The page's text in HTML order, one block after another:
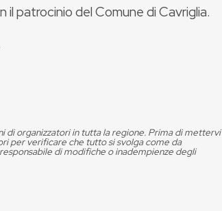
patrocinio del Comune di Cavriglia.
di organizzatori in tutta la regione. Prima di mettervi
per verificare che tutto si svolga come da
di modifiche o inadempienze degli